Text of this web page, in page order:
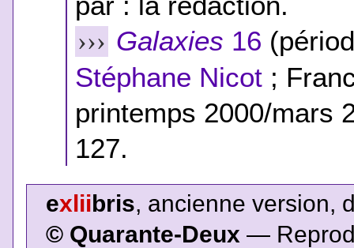
››› Galaxies 16
Stéphane Nicot ;
printemps 2000/mars
127.
exliibris, ancienne version,
© Quarante-Deux —